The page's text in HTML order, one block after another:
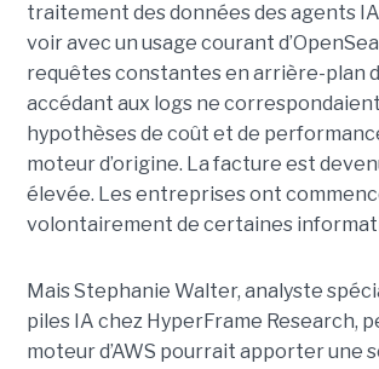
traitement des données des agents IA
voir avec un usage courant
requêtes constantes en arrière-plan
accédant aux logs ne
hypothèses de coût et de
moteur d’origine. La facture est
élevée. Les entreprises ont
volontairement de certaines
Mais Stephanie Walter, analyste
piles IA chez HyperFrame Research,
moteur d’AWS pourrait apporter une